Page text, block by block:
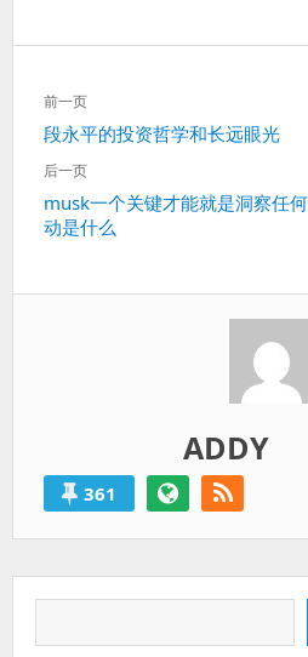
文
章
导
航
前一页
上
一
段永平的投资哲学和长远眼光
后一页
下
一
musk一个关键才能就是洞察任
动是什么
ADDY
361